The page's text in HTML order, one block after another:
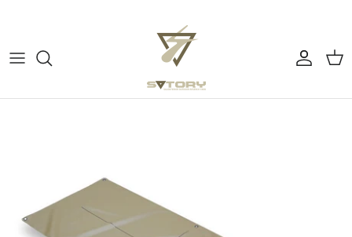
プ すべてのカテゴリー
チェア
テーブルウェア
ぼーっとする
よふかしの時間
コーヒーを淹れる
ピクニックでウキウキ